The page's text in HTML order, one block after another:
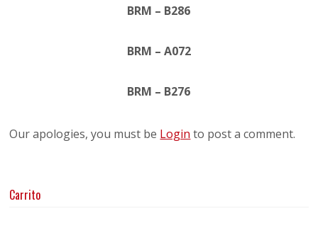
BRM – B286
BRM – A072
BRM – B276
Our apologies, you must be Login to post a comment.
Carrito